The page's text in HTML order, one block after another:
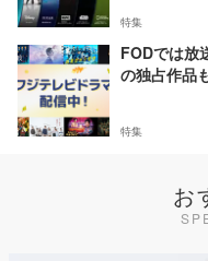
特集
FODでは放
の独占作品
特集
お